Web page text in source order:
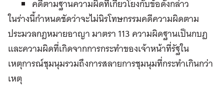
คดีตามฐานความผิดที่เกี่ยวโยงกับข้อดังกล่าว
ในร่างนี้กำหนดชัดว่าจะไม่นิรโทษกรรมคดีความผิดตาม
ประมวลกฎหมายอาญา มาตรา 113 ความผิดฐานเป็นกบฏ
และความผิดที่เกิดจากการกระทำของเจ้าหน้าที่รัฐใน
เหตุการณ์ชุมนุมรวมถึงการสลายการชุมนุมที่กระทำเกินกว่า
เหตุ